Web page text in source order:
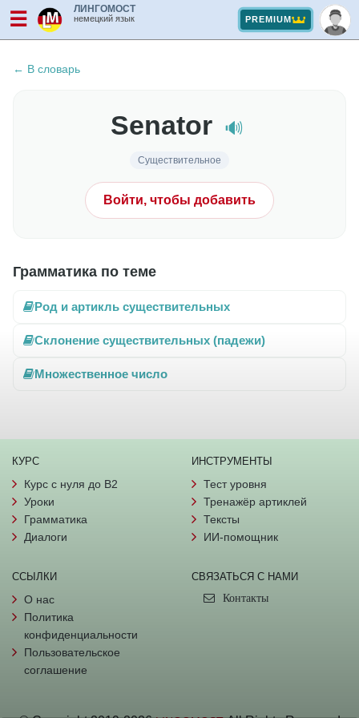
☰ ЛИНГОМОСТ
немецкий язык PREMIUM
← В словарь
Senator 🔊
Существительное
Войти, чтобы добавить
Грамматика по теме
Род и артикль существительных
Склонение существительных (падежи)
Множественное число
КУРС
Курс с нуля до B2
Уроки
Грамматика
Диалоги
ИНСТРУМЕНТЫ
Тест уровня
Тренажёр артиклей
Тексты
ИИ-помощник
ССЫЛКИ
О нас
Политика
конфиденциальности
Пользовательское
соглашение
СВЯЗАТЬСЯ С НАМИ
Контакты